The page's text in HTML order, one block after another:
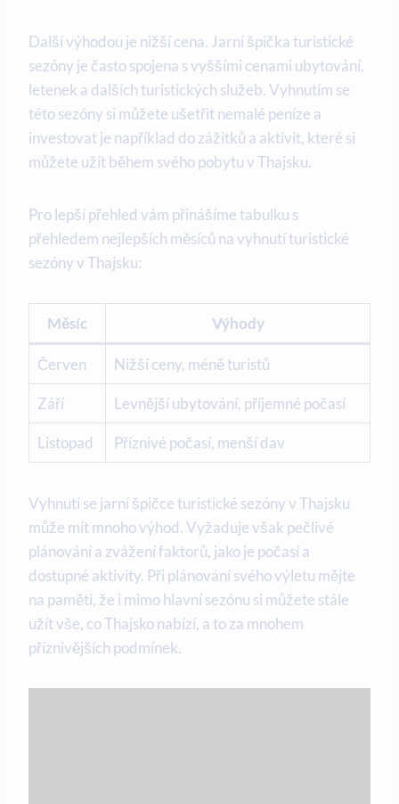
Další výhodou je nižší cena. Jarní špička turistické
sezóny je často spojena s vyššími cenami ubytování,
letenek a dalších turistických služeb. Vyhnutím se
této sezóny si můžete ušetřit nemalé peníze a
investovat je například do zážitků a aktivit, které si
můžete užít během svého pobytu v Thajsku.
Pro lepší přehled vám přinášíme tabulku s
přehledem nejlepších měsíců na vyhnutí turistické
sezóny v Thajsku:
Měsíc Výhody
Červen Nižší ceny, méně turistů
Září Levnější ubytování, příjemné počasí
Listopad Příznivé počasí, menší dav
Vyhnutí se jarní špičce turistické sezóny v Thajsku
může mít mnoho výhod. Vyžaduje však pečlivé
plánování a zvážení faktorů, jako je počasí a
dostupné aktivity. Při plánování svého výletu mějte
na paměti, že i mimo hlavní sezónu si můžete stále
užít vše, co Thajsko nabízí, a to za mnohem
příznivějších podmínek.